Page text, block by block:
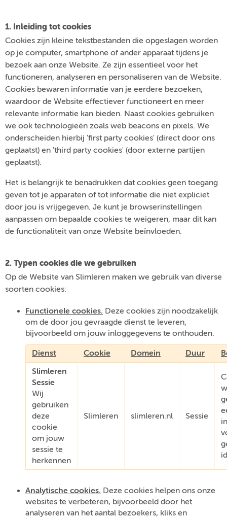
1. Inleiding tot cookies
Cookies zijn kleine tekstbestanden die opgeslagen worden
op je computer, smartphone of ander apparaat tijdens je
bezoek aan onze Website. Ze zijn essentieel voor het
functioneren, analyseren en personaliseren van de Website.
Cookies bewaren informatie van je eerdere bezoeken,
waardoor de Website effectiever functioneert en meer
relevante informatie kan bieden. Naast cookies gebruiken
we ook technologieën zoals web beacons en pixels. We
onderscheiden hierbij 'first party cookies' (direct door ons
geplaatst) en 'third party cookies' (door externe partijen
geplaatst).
Het is belangrijk te benadrukken dat cookies geen toegang
geven tot je apparaten of tot informatie die niet expliciet
door jou is vrijgegeven. Je kunt je browserinstellingen
aanpassen om bepaalde cookies te weigeren, maar dit kan
de functionaliteit van onze Website beïnvloeden.
2. Typen cookies die we gebruiken
Op de Website van Slimleren maken we gebruik van diverse
soorten cookies:
Functionele cookies. Deze cookies zijn noodzakelijk
om de door jou gevraagde dienst te leveren,
bijvoorbeeld om jouw inloggegevens te onthouden.
Dienst Cookie Domein Duur
Slimleren
Sessie
Wij
gebruiken
deze
cookie
om jouw
sessie te
herkennen
Slimleren slimleren.nl Sessie
Analytische cookies. Deze cookies helpen ons onze
websites te verbeteren, bijvoorbeeld door het
analyseren van het aantal bezoekers, kliks en